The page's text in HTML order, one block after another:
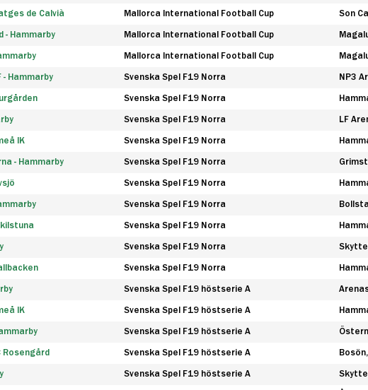
de Calvià Mallorca International Football Cup Son
- Hammarby Mallorca International Football Cup
Mallorca International Football Cup
- Hammarby Svenska Spel F19 Norra NP3
Svenska Spel F19 Norra
Svenska Spel F19 Norra LF
IK Svenska Spel F19 Norra
- Hammarby Svenska Spel F19 Norra
Svenska Spel F19 Norra
Svenska Spel F19 Norra
Svenska Spel F19 Norra
Svenska Spel F19 Norra
Svenska Spel F19 Norra
Svenska Spel F19 höstserie A
IK Svenska Spel F19 höstserie A
Svenska Spel F19 höstserie A
Rosengård Svenska Spel F19 höstserie A
Svenska Spel F19 höstserie A